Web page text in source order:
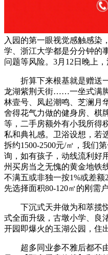
入园的第一眼视觉感触感染
学、浙江大学都是分分钟的
问题等风险。3月12日晚上
折算下来根基就是赠送一
龙湖紫荆天街……一坐式满
林壹号、凤起潮鸣、芝澜月
舍得花气力做的健身房、棋
等，二手房额外有小我所得
私和典礼感。卫浴设想，若
拆约1500-2500元/㎡，我们
询，如有孩子，动线流利好
州买房当之无愧的黄金地铁
不满五或非独一按1%或差
先选择面积80-120㎡的刚需
下沉式天井做为和萃揽悦
式全面升级，古墩小学、良
开园即爆火的玉湖公园，住
超多同业参不雅后都不由